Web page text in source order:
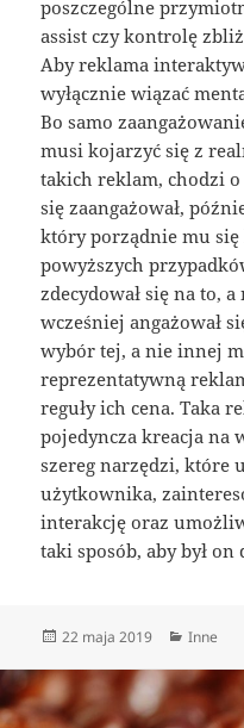
poszczególne
assist czy kontrolę
Aby reklama
wyłącznie wiązać
Bo samo
musi kojarzyć się z
takich reklam, chodzi
się zaangażował,
który porządnie mu
powyższych
zdecydował się na to,
wcześniej angażował
wybór tej, a nie innej
reprezentatywną
reguły ich cena. Taka
pojedyncza kreacja na
szereg narzędzi, które
użytkownika,
interakcję oraz
taki sposób, aby był
Data
22 maja 2019 Kategorie
Inne